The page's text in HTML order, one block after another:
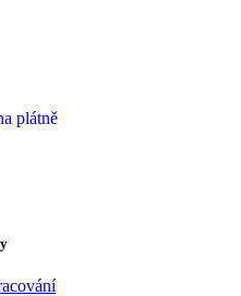
plátně